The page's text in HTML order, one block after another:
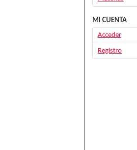
MI CUENTA
Acceder
Registro